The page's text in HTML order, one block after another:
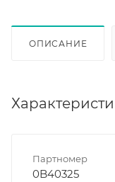
ОПИСАНИЕ
Партномер
0B40325